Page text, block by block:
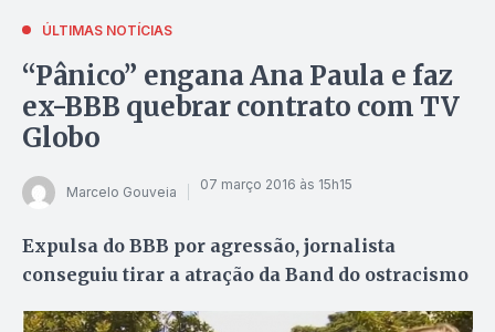
ÚLTIMAS NOTÍCIAS
“Pânico” engana Ana Paula e faz
ex-BBB quebrar contrato com TV
Globo
Marcelo Gouveia 07 março 2016 às 15h15
Expulsa do BBB por agressão, jornalista
conseguiu tirar a atração da Band do ostracismo